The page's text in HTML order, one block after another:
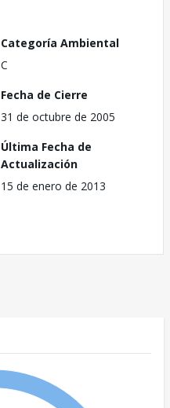
Categoría Ambiental
C
Fecha de Cierre
31 de octubre de 2005
Última Fecha de
Actualización
15 de enero de 2013